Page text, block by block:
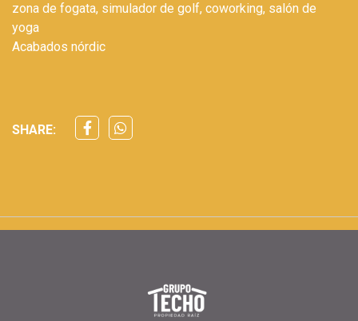
zona de fogata, simulador de golf, coworking, salón de
yoga
Acabados nórdic
SHARE: